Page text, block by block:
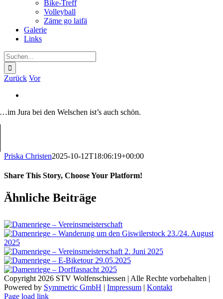
Bike-Treff
Volleyball
Zäme go laifä
Galerie
Links
Suche
nach:
Zurück Vor
Bild
…im Jura bei den Welschen ist’s auch schön.
Priska Christen2025-10-12T18:06:19+00:00
Share This Story, Choose Your Platform!
Facebook
X
Reddit
LinkedIn
Tumblr
Pinterest
Vk
E-
Mail
Ähnliche Beiträge
Copyright 2026 STV Wolfenschiessen | Alle Rechte vorbehalten |
Powered by Symmetric GmbH | Impressum | Kontakt
Facebook
Page load link